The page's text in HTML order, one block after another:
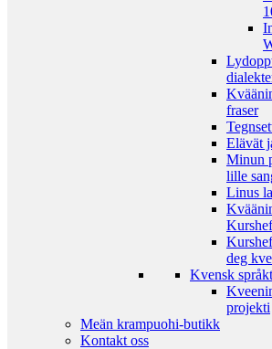
fraser
Elävät
Minun
lille
Linus
deg
Kvensk
projekti
Meän krampuohi-butikk
Kontakt oss